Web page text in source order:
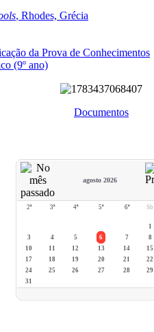
, Rhodes, Grécia
da Prova de Conhecimentos
(9º ano)
Documentos
agosto 2026
2ª 3ª 4ª 5ª 6ª Sb
1
3
4 5 6 7 8
10
11 12 13 14 15
17
18 19 20 21 22
24
25 26 27 28 29
31